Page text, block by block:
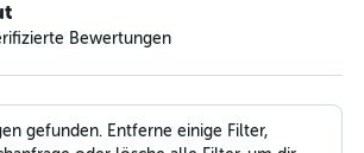
Bewertungen
gefunden. Entferne einige Filter,